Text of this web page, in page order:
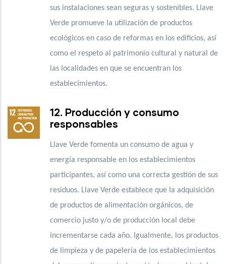
sus instalaciones sean seguras y sostenibles. Llave
Verde promueve la utilización de productos
ecológicos en caso de reformas en los edificios, así
como el respeto al patrimonio cultural y natural de
las localidades en que se encuentran los
establecimientos.
12. Producción y consumo
responsables
Llave Verde fomenta un consumo de agua y
energía responsable en los establecimientos
participantes, así como una correcta gestión de sus
residuos. Llave Verde establece que la adquisición
de productos de alimentación orgánicos, de
comercio justo y/o de producción local debe
incrementarse cada año. Igualmente, los productos
de limpieza y de papelería de los establecimientos